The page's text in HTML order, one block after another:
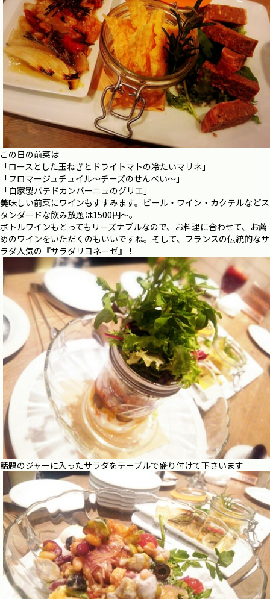
この日の前菜は
「ロースとした玉ねぎとドライトマトの冷たいマリネ」
「フロマージュチュイル～チーズのせんべい～」
「自家製パテドカンパーニュのグリエ」
美味しい前菜にワインもすすみます。ビール・ワイン・カクテルなどス
タンダードな飲み放題は1500円～。
ボトルワインもとってもリーズナブルなので、お料理に合わせて、お薦
めのワインをいただくのもいいですね。そして、フランスの伝統的なサ
ラダ人気の『サラダリヨネーゼ』！
話題のジャーに入ったサラダをテーブルで盛り付けて下さいます